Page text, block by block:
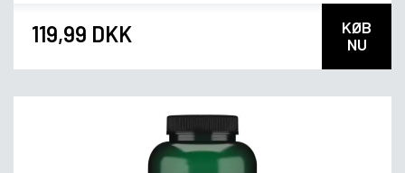
119,99 DKK
KØB
NU